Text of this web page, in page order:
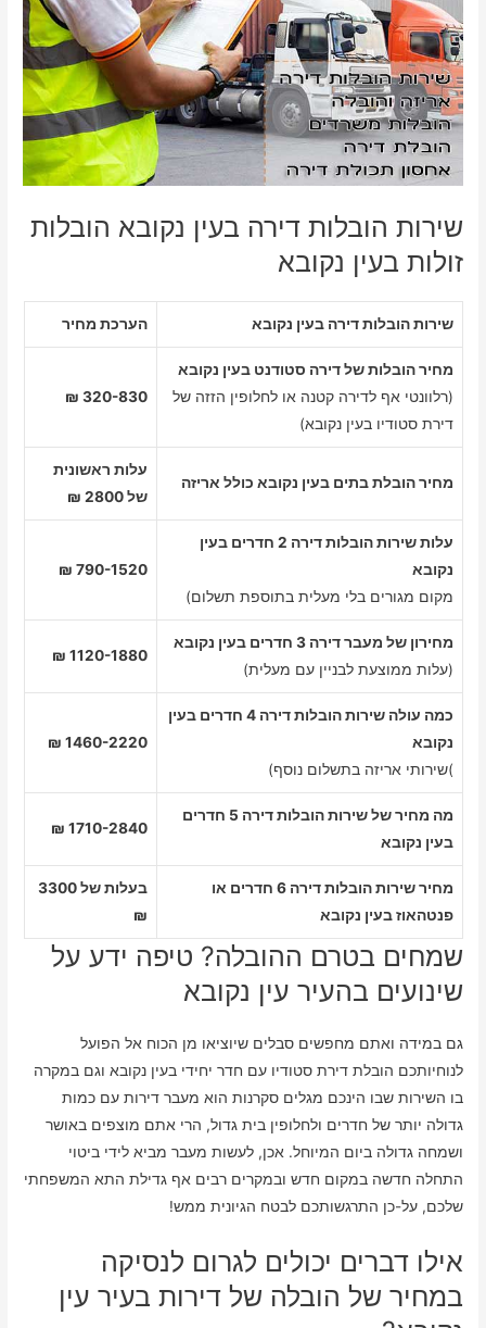
שירות הובלות דירה בעין נקובא הובלות
זולות בעין נקובא
שירות הובלות דירה בעין נקובא הערכת מחיר
מחיר הובלות של דירה סטודנט בעין נקובא
(רלוונטי אף לדירה קטנה או לחלופין הזזה של
דירת סטודיו בעין נקובא)
320-830 ₪
מחיר הובלת בתים בעין נקובא כולל אריזה
עלות ראשונית
של 2800 ₪
עלות שירות הובלות דירה 2 חדרים בעין
נקובא
מקום מגורים בלי מעלית בתוספת תשלום)
790-1520 ₪
מחירון של מעבר דירה 3 חדרים בעין נקובא
(עלות ממוצעת לבניין עם מעלית)
1120-1880 ₪
כמה עולה שירות הובלות דירה 4 חדרים בעין
נקובא
)שירותי אריזה בתשלום נוסף)
1460-2220 ₪
מה מחיר של שירות הובלות דירה 5 חדרים
בעין נקובא
1710-2840 ₪
מחיר שירות הובלות דירה 6 חדרים או
פנטהאוז בעין נקובא
בעלות של 3300
₪
שמחים בטרם ההובלה? טיפה ידע על
שינועים בהעיר עין נקובא
גם במידה ואתם מחפשים סבלים שיוציאו מן הכוח אל הפועל
לנוחיותכם הובלת דירת סטודיו עם חדר יחידי בעין נקובא וגם במקרה
בו השירות שבו הינכם מגלים סקרנות הוא מעבר דירות עם כמות
גדולה יותר של חדרים ולחלופין בית גדול, הרי אתם מוצפים באושר
ושמחה גדולה ביום המיוחל. אכן, לעשות מעבר מביא לידי ביטוי
התחלה חדשה במקום חדש ובמקרים רבים אף גדילת התא המשפחתי
שלכם, על-כן התרגשותכם לבטח הגיונית ממש!
אילו דברים יכולים לגרום לנסיקה
במחיר של הובלה של דירות בעיר עין